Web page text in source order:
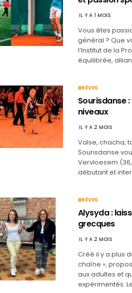
IL Y A 1 MOIS
Vous êtes
général ? Que
l’Institut de la
équilibrée,
BRÈVES
Sourisdanse
niveaux
IL Y A 2 MOIS
Valse, chacha,
Sourisdanse
Vervloesem
débutant et
BRÈVES
Alysyda :
grecques
IL Y A 2 MOIS
Créé il y a plus
chaîne »,
aux adultes et
expérimentés.